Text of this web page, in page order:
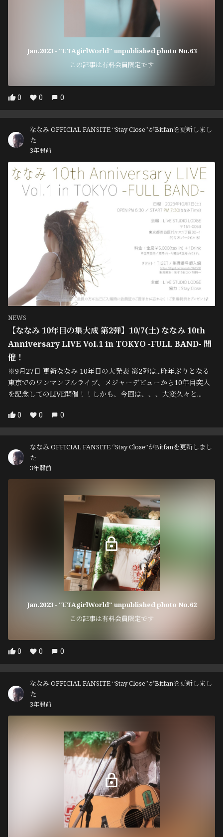
Jan.2023 - "UTAgirlWorld" unpublished photo No.63
この記事は有料会員限定です
0 0 0
ななみ OFFICIAL FANSITE “Stay Close”がBitfanを更新しまし
た
3年弱前
NEWS
【ななみ 10年目の集大成 第2弾】10/7(土) ななみ 10th
Anniversary LIVE Vol.1 in TOKYO -FULL BAND- 開
催！
※9月27日 更新ななみ 10年目の大発表 第2弾は...昨年ぶりとなる
東京でのワンマンフルライブ、メジャーデビューから10年目突入
を記念してのLIVE開催！！しかも、今回は、、、大変久々と...
0 0 0
ななみ OFFICIAL FANSITE “Stay Close”がBitfanを更新しまし
た
3年弱前
Jan.2023 - "UTAgirlWorld" unpublished photo No.62
この記事は有料会員限定です
0 0 0
ななみ OFFICIAL FANSITE “Stay Close”がBitfanを更新しまし
た
3年弱前